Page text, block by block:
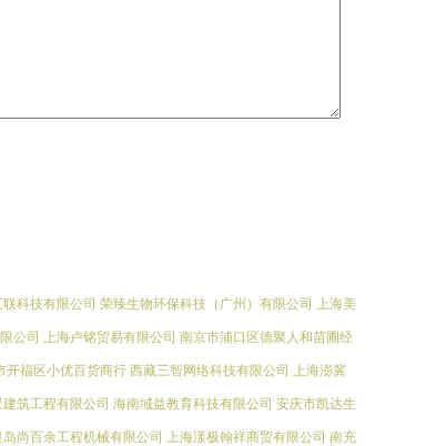
科技有限公司 荣臻生物环保科技（广州）有限公司 上海美
公司 上海卢铭贸易有限公司 南京市浦口区德聚人和苗圃经
开福区小优百货商行 西藏三智网络科技有限公司 上海澎冀
筑工程有限公司 海南域益教育科技有限公司 安庆市凯达生
岛尚百余工程机械有限公司 上海漾极翰祥商贸有限公司 南充